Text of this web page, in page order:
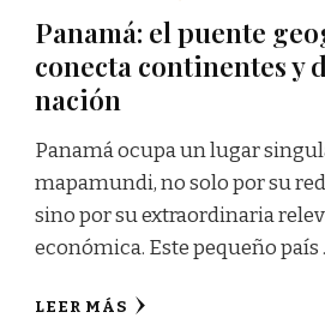
Panamá: el puente
conecta continentes y
nación
Panamá ocupa un lugar
mapamundi, no solo por su
sino por su extraordinaria
económica. Este pequeño país
LEER MÁS